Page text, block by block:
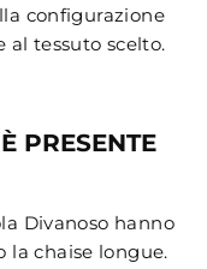
configurazione
al tessuto scelto.
PRESENTE
Divanoso hanno
la chaise longue.